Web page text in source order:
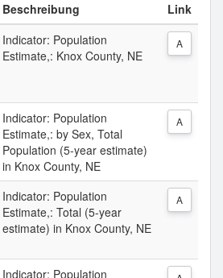
Beschreibung Link
Indicator: Population
Estimate,: Knox County, NE
A
Indicator: Population
Estimate,: by Sex, Total
Population (5-year estimate)
in Knox County, NE
A
Indicator: Population
Estimate,: Total (5-year
estimate) in Knox County, NE
A
Indicator: Population